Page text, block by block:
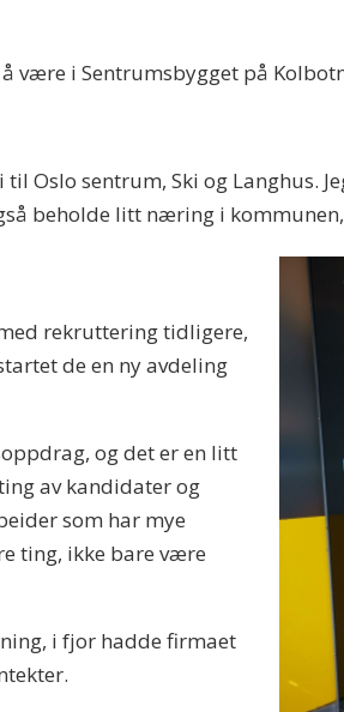
være i Sentrumsbygget på
Oslo sentrum, Ski og Langhus.
beholde litt næring i
rekruttering tidligere,
de en ny avdeling
og det er en litt
av kandidater og
som har mye
ting, ikke bare være
i fjor hadde firmaet